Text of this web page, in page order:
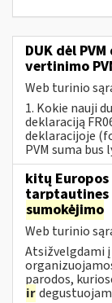
DUK dėl
vertinimo
Web turinio
1. Kokie nauji
deklaraciją
deklaracijoje
PVM suma
kitų
tarptautines
sumokėjimo
Web turinio
Atsižvelgdami
parodos,
ir